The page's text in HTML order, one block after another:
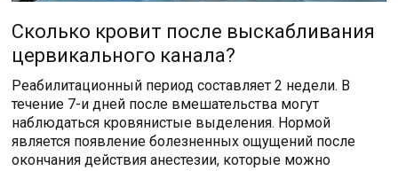
Сколько кровит после выскабливания
цервикального канала?
Реабилитационный период составляет 2 недели. В
течение 7-и дней после вмешательства могут
наблюдаться кровянистые выделения. Нормой
является появление болезненных ощущений после
окончания действия анестезии, которые можно